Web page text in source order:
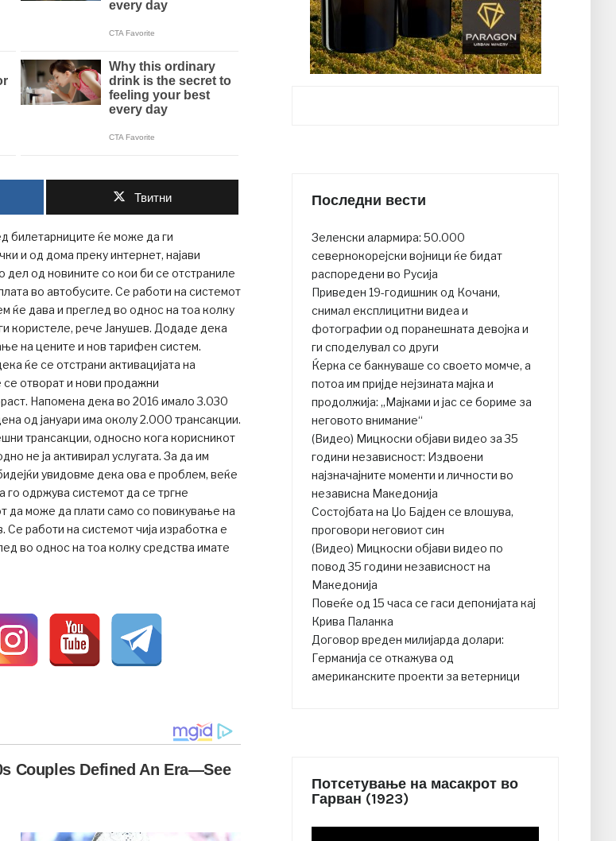
Твитни
билетарниците ќе може да ги
и од дома преку интернет, најави
дел од новините со кои би се отстраниле
во автобусите. Се работи на системот
ќе дава и преглед во однос на тоа колку
користеле, рече Јанушев. Додаде дека
на цените и нов тарифен систем.
ќе се отстрани активацијата на
отворат и нови продажни
Напомена дека во 2016 имало 3.030
од јануари има околу 2.000 трансакции.
трансакции, односно кога корисникот
не ја активирал услугата. За да им
увидовме дека ова е проблем, веќе
го одржува системот да се тргне
да може да плати само со повикување на
работи на системот чија изработка е
во однос на тоа колку средства имате
Последни вести
Зеленски алармира: 50.000
севернокорејски војници ќе бидат
распоредени во Русија
Приведен 19-годишник од Кочани,
снимал експлицитни видеа и
фотографии од поранешната девојка и
ги споделувал со други
Ќерка се бакнуваше со своето момче, а
потоа им пријде нејзината мајка и
продолжија: „Мајками и јас се бориме за
неговото внимание“
(Видео) Мицкоски објави видео за 35
години независност: Издвоени
најзначајните моменти и личности во
независна Македонија
Состојбата на Џо Бајден се влошува,
проговори неговиот син
(Видео) Мицкоски објави видео по
повод 35 години независност на
Македонија
Повеќе од 15 часа се гаси депонијата кај
Крива Паланка
Договор вреден милијарда долари:
Германија се откажува од
американските проекти за ветерници
Потсетување на масакрот во
Гарван (1923)